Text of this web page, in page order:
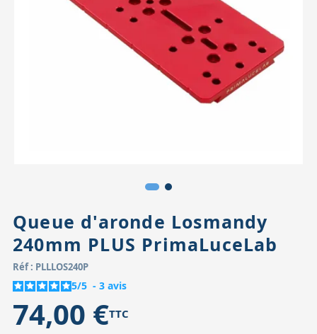
Accessoires pour montures
Têtes
Pièces détachées
Queue d'aronde Losmandy
240mm PLUS PrimaLuceLab
Réf : PLLLOS240P
5/5 - 3 avis
74,00 €TTC